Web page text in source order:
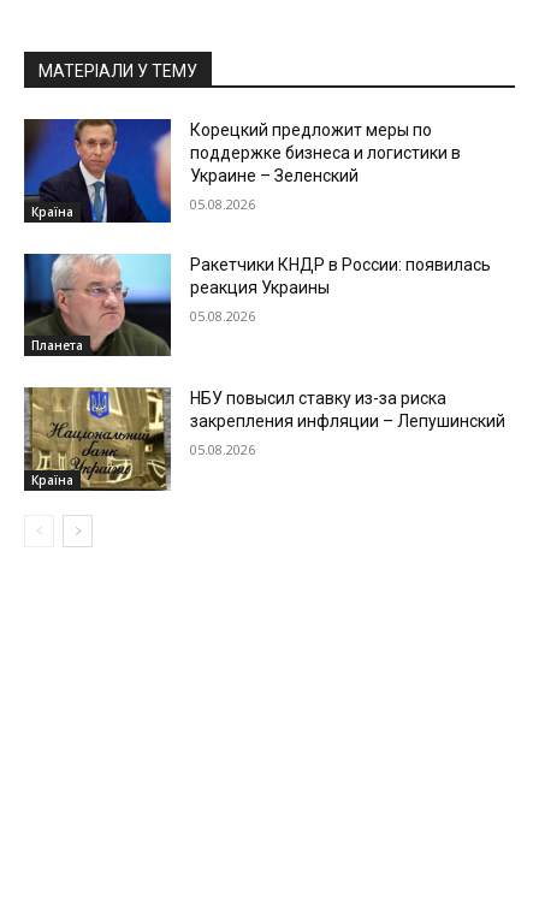
МАТЕРІАЛИ У ТЕМУ
Країна
Корецкий предложит меры по
поддержке бизнеса и логистики в
Украине – Зеленский
05.08.2026
Планета
Ракетчики КНДР в России: появилась
реакция Украины
05.08.2026
Країна
НБУ повысил ставку из-за риска
закрепления инфляции – Лепушинский
05.08.2026